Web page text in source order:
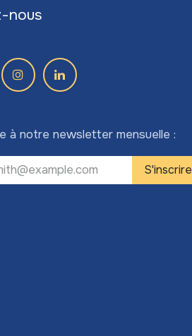
nous
à notre newsletter mensuelle :
S'inscrire